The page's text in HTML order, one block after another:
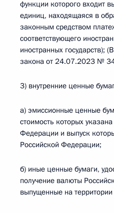
функции которого входит
единиц, находящаяся в
законным средством
соответствующего
иностранных государств);
закона от 24.07.2023 №
3) внутренние ценные
а) эмиссионные ценные
стоимость которых
Федерации и выпуск
Российской Федерации;
б) иные ценные бумаги,
получение валюты
выпущенные на